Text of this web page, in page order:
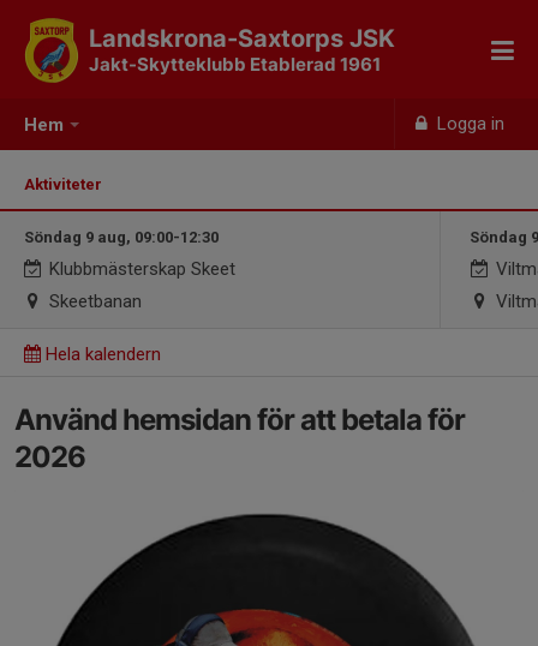
Hem Logga in
Landskrona-Saxtorps JSK
Jakt-Skytteklubb Etablerad 1961
Aktiviteter
Söndag 9 aug, 09:00-12:30
Klubbmästerskap Skeet
Skeetbanan
Söndag
Hela kalendern
Använd hemsidan för att betala för
2026